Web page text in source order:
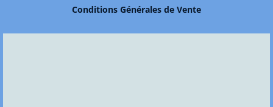
Conditions Générales de Vente